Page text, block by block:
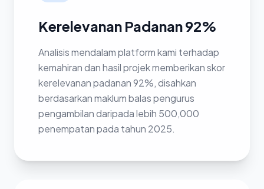
Kerelevanan Padanan 92%
Analisis mendalam platform kami terhadap
kemahiran dan hasil projek memberikan skor
kerelevanan padanan 92%, disahkan
berdasarkan maklum balas pengurus
pengambilan daripada lebih 500,000
penempatan pada tahun 2025.